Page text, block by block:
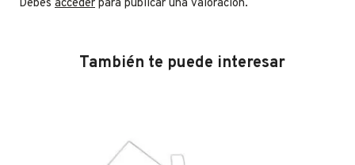
Debes acceder para publicar una valoración.
También te puede interesar